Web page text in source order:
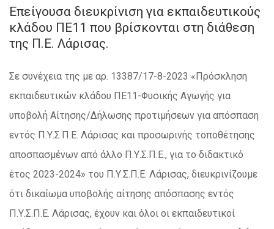
Επείγουσα διευκρίνιση για εκπαιδευτικούς
κλάδου ΠΕ11 που βρίσκονται στη διάθεση
της Π.Ε. Λάρισας.
Σε συνέχεια της με αρ. 13387/17-8-2023 «Πρόσκληση
εκπαιδευτικών κλάδου ΠΕ11-Φυσικής Αγωγής για
υποβολή Αίτησης/Δήλωσης προτιμήσεων για απόσπαση
εντός Π.Υ.Σ.Π.Ε. Λάρισας και προσωρινής τοποθέτησης
αποσπασμένων από άλλο Π.Υ.Σ.Π.Ε., για το διδακτικό
έτος 2023-2024» του Π.Υ.Σ.Π.Ε. Λάρισας, διευκρινίζουμε
ότι δικαίωμα υποβολής αίτησης απόσπασης εντός
Π.Υ.Σ.Π.Ε. Λάρισας, έχουν και όλοι οι εκπαιδευτικοί